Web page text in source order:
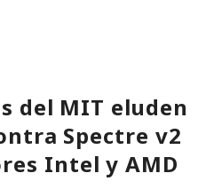
del MIT eluden
Spectre v2
Intel y AMD